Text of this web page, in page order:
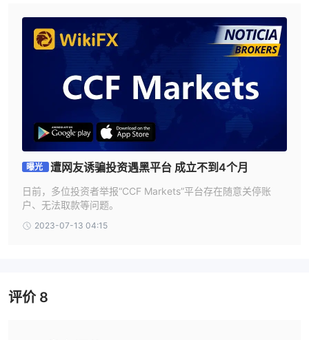
指数：
CCF Markets提供了交易流行的全球指数，如标普500、道琼斯工业
交易者可以购买和出售全球股票市场上列出的主要公司的股票，包括
金属：
黄金、白银、铂金和钯金等贵金属可以通过CCF Markets进行交
易，让投资者能够利用价格波动。
能源：
CCF Markets还提供能源行业的交易机会，包括石油、天然气和其
专业交易账户：
曝光 遭网友诱骗投资遇黑平台 成立不到4个月
日前，多位投资者举报“CCF Markets”平台存在随意关停账
户、无法取款等问题。
2023-07-13 04:15
评价8